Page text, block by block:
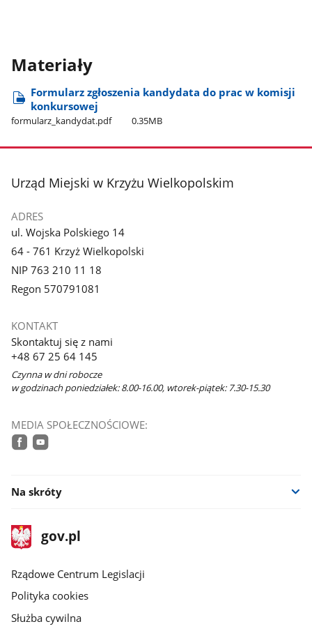
Materiały
Formularz zgłoszenia kandydata do prac w komisji
konkursowej
formularz​_kandydat.pdf 0.35MB
stopka
Urząd Miejski w Krzyżu Wielkopolskim
ADRES
ul. Wojska Polskiego 14
64 - 761 Krzyż Wielkopolski
NIP 763 210 11 18
Regon 570791081
KONTAKT
Skontaktuj się z nami
+48 67 25 64 145
Czynna w dni robocze
w godzinach poniedziałek: 8.00-16.00, wtorek-piątek: 7.30-15.30
MEDIA SPOŁECZNOŚCIOWE:
Na skróty
stopka
gov.plStrona
gov.pl
Rządowe Centrum Legislacji
Polityka cookies
Służba cywilna